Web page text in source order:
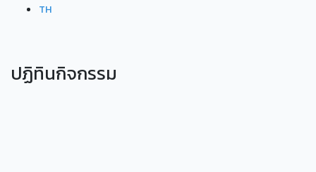
TH
ปฏิทินกิจกรรม